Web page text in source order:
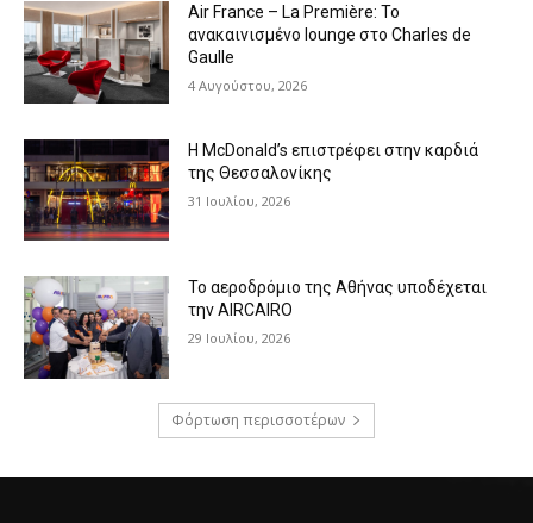
Air France – La Première: Το
ανακαινισμένο lounge στο Charles de
Gaulle
4 Αυγούστου, 2026
Η McDonald’s επιστρέφει στην καρδιά
της Θεσσαλονίκης
31 Ιουλίου, 2026
Το αεροδρόμιο της Αθήνας υποδέχεται
την AIRCAIRO
29 Ιουλίου, 2026
Φόρτωση περισσοτέρων